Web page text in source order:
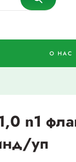
О НАС
n1
уп